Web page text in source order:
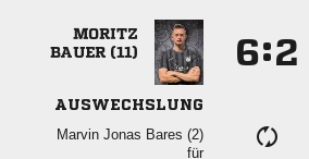

 
:
AUSWECHSLUNG
   
für